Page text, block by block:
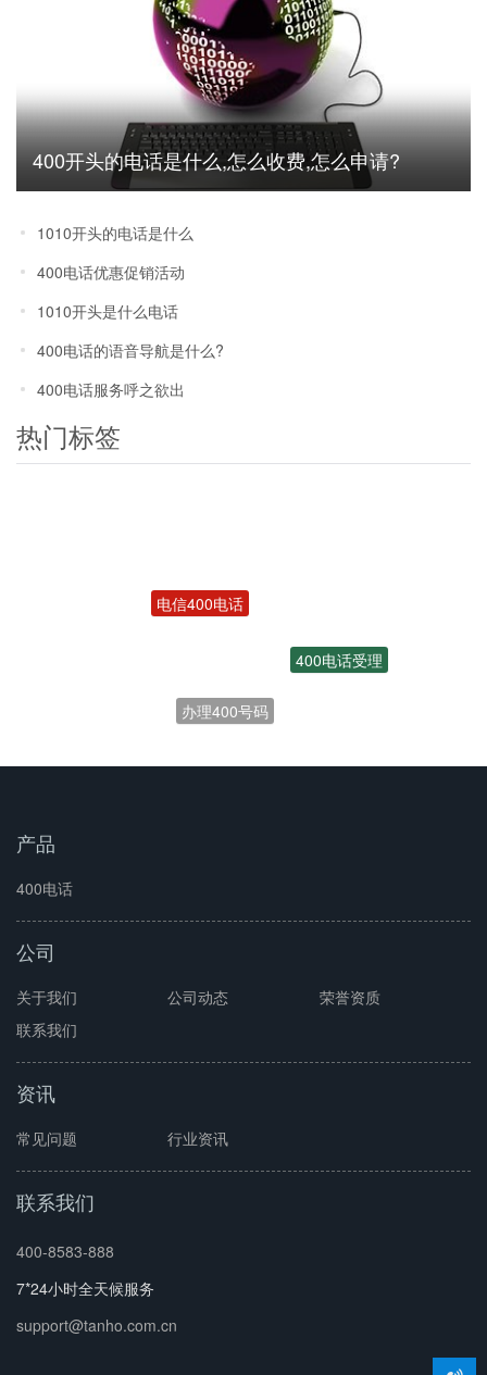
400开头的电话是什么,怎么收费,怎么申请?
1010开头的电话是什么
400电话优惠促销活动
1010开头是什么电话
400电话的语音导航是什么?
400电话服务呼之欲出
热门标签
400电话受理
办理400号码
产品
400电话
公司
关于我们 公司动态
荣誉资质
联系我们
资讯
常见问题 行业资讯
联系我们
400-8583-888
7*24小时全天候服务
support@tanho.com.cn